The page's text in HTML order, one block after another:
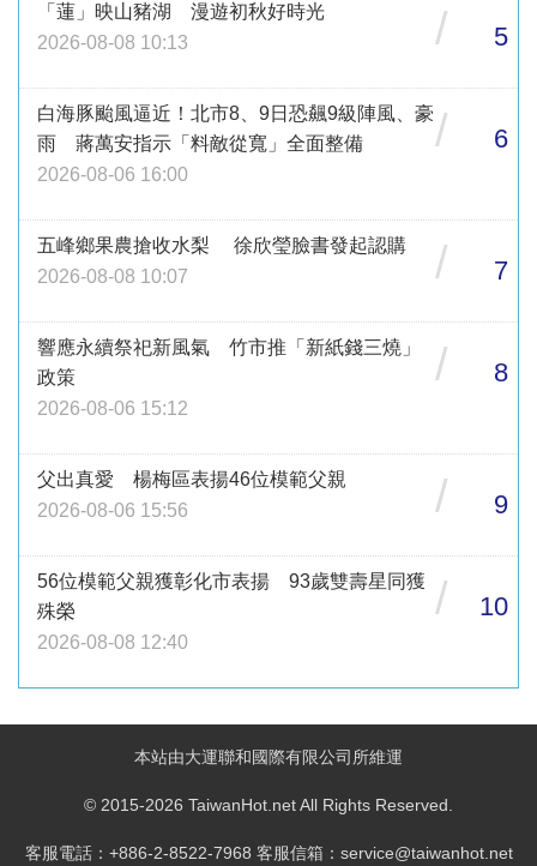
「蓮」映山豬湖 漫遊初秋好時光
2026-08-08 10:13
/ 5
白海豚颱風逼近！北市8、9日恐飆9級陣風、豪
雨 蔣萬安指示「料敵從寬」全面整備
2026-08-06 16:00
/ 6
五峰鄉果農搶收水梨 徐欣瑩臉書發起認購
2026-08-08 10:07
/ 7
響應永續祭祀新風氣 竹市推「新紙錢三燒」
政策
2026-08-06 15:12
/ 8
父出真愛 楊梅區表揚46位模範父親
2026-08-06 15:56
/ 9
56位模範父親獲彰化市表揚 93歲雙壽星同獲
殊榮
2026-08-08 12:40
/ 10
本站由大運聯和國際有限公司所維運
© 2015-2026 TaiwanHot.net All Rights Reserved.
客服電話：+886-2-8522-7968 客服信箱：service@taiwanhot.net